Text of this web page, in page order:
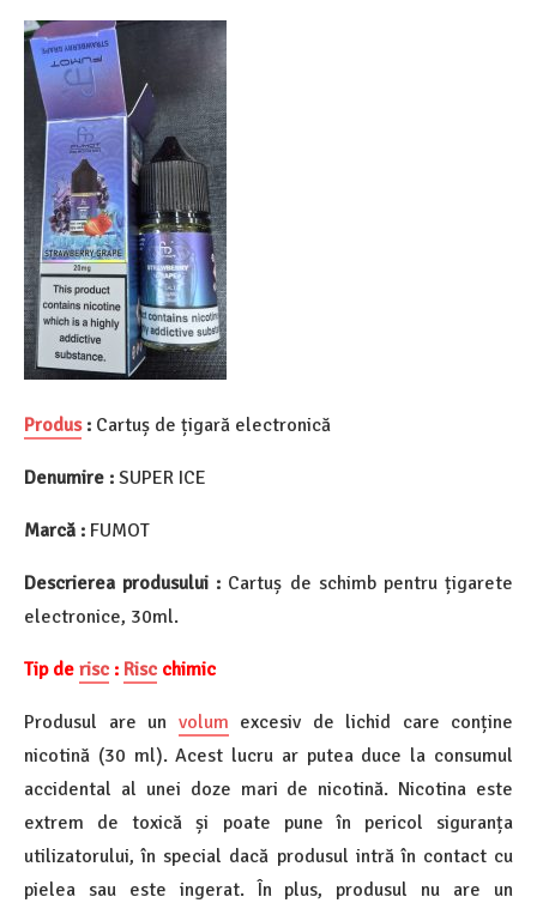
Produs: Cartuș de țigară electronică
Denumire : SUPER ICE
Marcă : FUMOT
Descrierea produsului : Cartuș de schimb pentru țigarete
electronice, 30ml.
Tip de risc : Risc chimic
Produsul are un volum excesiv de lichid care conține
nicotină (30 ml). Acest lucru ar putea duce la consumul
accidental al unei doze mari de nicotină. Nicotina este
extrem de toxică și poate pune în pericol siguranța
utilizatorului, în special dacă produsul intră în contact cu
pielea sau este ingerat. În plus, produsul nu are un